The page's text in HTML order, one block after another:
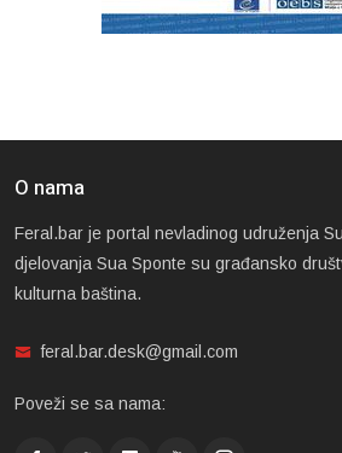
O nama
Feral.bar je portal nevladinog udruženja
djelovanja Sua Sponte su građansko
kulturna baština.
feral.bar.desk@gmail.com
Poveži se sa nama: